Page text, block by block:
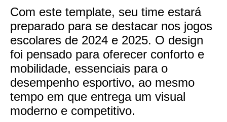
Com este template, seu time estará
preparado para se destacar nos jogos
escolares de 2024 e 2025. O design
foi pensado para oferecer conforto e
mobilidade, essenciais para o
desempenho esportivo, ao mesmo
tempo em que entrega um visual
moderno e competitivo.